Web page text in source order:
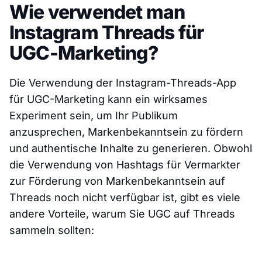
Wie verwendet man
Instagram Threads für
UGC-Marketing?
Die Verwendung der Instagram-Threads-App
für UGC-Marketing kann ein wirksames
Experiment sein, um Ihr Publikum
anzusprechen, Markenbekanntsein zu fördern
und authentische Inhalte zu generieren. Obwohl
die Verwendung von Hashtags für Vermarkter
zur Förderung von Markenbekanntsein auf
Threads noch nicht verfügbar ist, gibt es viele
andere Vorteile, warum Sie UGC auf Threads
sammeln sollten: